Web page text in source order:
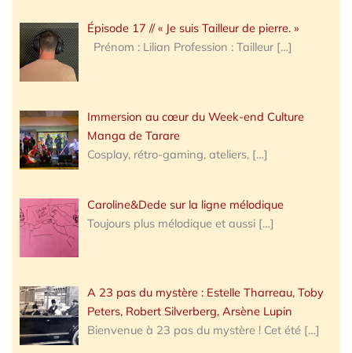
Épisode 17 // « Je suis Tailleur de pierre. »
Prénom : Lilian Profession : Tailleur […]
Immersion au cœur du Week-end Culture
Manga de Tarare
Cosplay, rétro-gaming, ateliers, […]
Caroline&Dede sur la ligne mélodique
Toujours plus mélodique et aussi […]
A 23 pas du mystère : Estelle Tharreau, Toby
Peters, Robert Silverberg, Arsène Lupin
Bienvenue à 23 pas du mystère ! Cet été […]